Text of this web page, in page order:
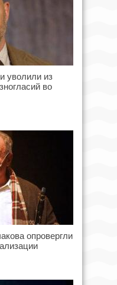
уволили из
во
опровергли